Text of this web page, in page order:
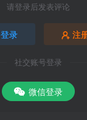
请登录后发表评论
登录 注
社交账号登录
微信登录